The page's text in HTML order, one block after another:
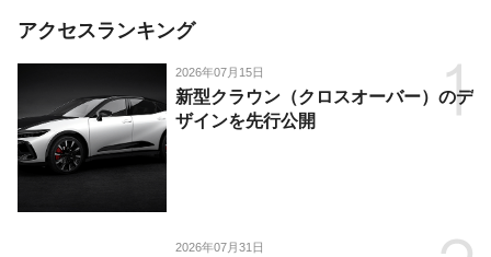
アクセスランキング
2026年07月15日
新型クラウン（クロスオーバー）のデ
ザインを先行公開
2026年07月31日